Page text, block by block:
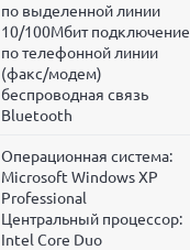
по выделенной линии
10/100Мбит подключение
по телефонной линии
(факс/модем)
беспроводная связь
Bluetooth
Операционная система:
Microsoft Windows XP
Professional
Центральный процессор:
Intel Core Duo